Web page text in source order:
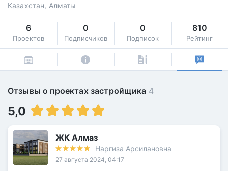
Казахстан, Алматы
6
Проектов
0
Подписчиков
0
Подписок
810
Рейтинг
Отзывы о проектах застройщика 4
5,0
ЖК Алмаз
Наргиза Арсилановна
27 августа 2024, 04:17